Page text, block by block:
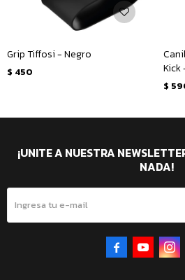
Grip Tiffosi - Negro
$ 450
Kick
$
¡UNITE A NUESTRA
NADA!
  